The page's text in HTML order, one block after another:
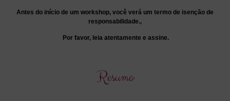
Antes do início de um workshop, você verá um termo de isenção de
responsabilidade.,
Por favor, leia atentamente e assine.
Resumo